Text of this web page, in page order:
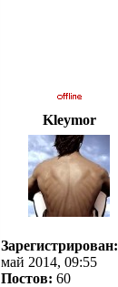
Kleymor
Зарегистрирован:
май 2014, 09:55
Постов: 60